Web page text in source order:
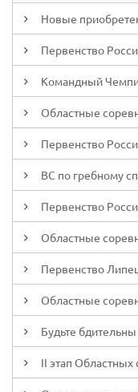
Новые
Первенство
Командный
Областные
Первенство
ВС по гребному
Первенство
Областные
Первенство
Областные
Будьте
II этап Областных